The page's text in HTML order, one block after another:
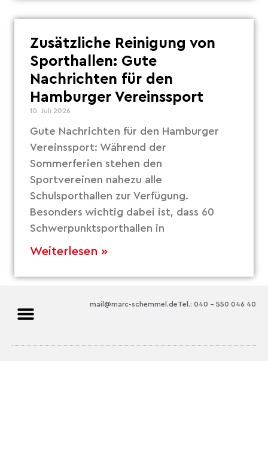
Zusätzliche Reinigung von
Sporthallen: Gute
Nachrichten für den
Hamburger Vereinssport
10. Juli 2026
Gute Nachrichten für den Hamburger
Vereinssport: Während der
Sommerferien stehen den
Sportvereinen nahezu alle
Schulsporthallen zur Verfügung.
Besonders wichtig dabei ist, dass 60
Schwerpunktsporthallen in
Weiterlesen »
Tel.: 040 – 550 046 40
mail@marc-schemmel.de